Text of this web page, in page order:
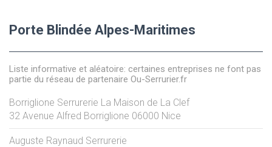
Porte Blindée Alpes-Maritimes
Liste informative et aléatoire: certaines entreprises ne font pas
partie du réseau de partenaire Ou-Serrurier.fr
Borriglione Serrurerie La Maison de La Clef
32 Avenue Alfred Borriglione 06000 Nice
Auguste Raynaud Serrurerie